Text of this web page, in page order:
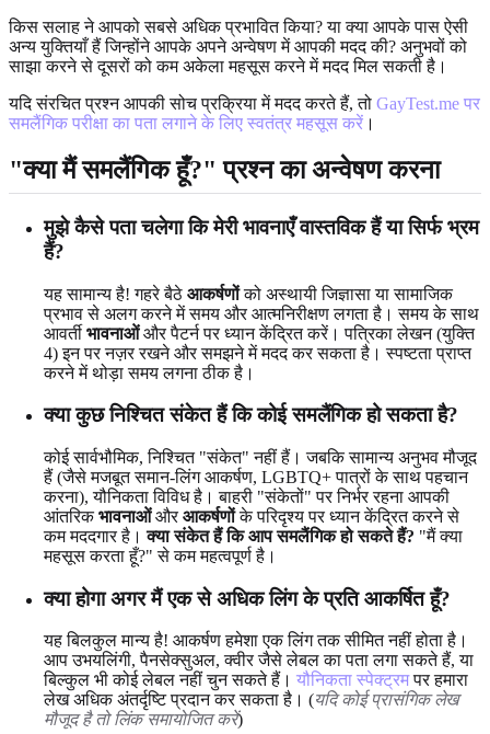
किस सलाह ने आपको सबसे अधिक प्रभावित किया? या क्या आपके पास ऐसी
अन्य युक्तियाँ हैं जिन्होंने आपके अपने अन्वेषण में आपकी मदद की? अनुभवों को
साझा करने से दूसरों को कम अकेला महसूस करने में मदद मिल सकती है।
यदि संरचित प्रश्न आपकी सोच प्रक्रिया में मदद करते हैं, तो GayTest.me पर
समलैंगिक परीक्षा का पता लगाने के लिए स्वतंत्र महसूस करें ।
"क्या मैं समलैंगिक हूँ?" प्रश्न का अन्वेषण करना
मुझे कैसे पता चलेगा कि मेरी भावनाएँ वास्तविक हैं या सिर्फ भ्रम
हैं?
यह सामान्य है! गहरे बैठे आकर्षणोंको अस्थायी जिज्ञासा या सामाजिक
प्रभाव से अलग करने में समय और आत्मनिरीक्षण लगता है। समय के साथ
आवर्ती भावनाओंऔर पैटर्न पर ध्यान केंद्रित करें। पत्रिका लेखन (युक्ति
4) इन पर नज़र रखने और समझने में मदद कर सकता है। स्पष्टता प्राप्त
करने में थोड़ा समय लगना ठीक है।
क्या कुछ निश्चित संकेत हैं कि कोई समलैंगिक हो सकता है?
कोई सार्वभौमिक, निश्चित "संकेत" नहीं हैं। जबकि सामान्य अनुभव मौजूद
हैं (जैसे मजबूत समान-लिंग आकर्षण, LGBTQ+ पात्रों के साथ पहचान
करना), यौनिकता विविध है। बाहरी "संकेतों" पर निर्भर रहना आपकी
आंतरिकभावनाओंऔरआकर्षणोंके परिदृश्य पर ध्यान केंद्रित करने से
कम मददगार है।क्या संकेत हैं कि आप समलैंगिक हो सकते हैं? "मैं क्या
महसूस करता हूँ?" से कम महत्वपूर्ण है।
क्या होगा अगर मैं एक से अधिक लिंग के प्रति आकर्षित हूँ?
यह बिलकुल मान्य है! आकर्षण हमेशा एक लिंग तक सीमित नहीं होता है।
आप उभयलिंगी, पैनसेक्सुअल, क्वीर जैसे लेबल का पता लगा सकते हैं, या
बिल्कुल भी कोई लेबल नहीं चुन सकते हैं। यौनिकता स्पेक्ट्रमपर हमारा
लेख अधिक अंतर्दृष्टि प्रदान कर सकता है। (यदि कोई प्रासंगिक लेख
मौजूद है तो लिंक समायोजित करें)